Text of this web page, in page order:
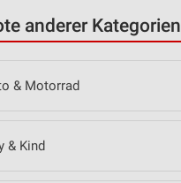
anderer Kategorien
& Motorrad
& Kind